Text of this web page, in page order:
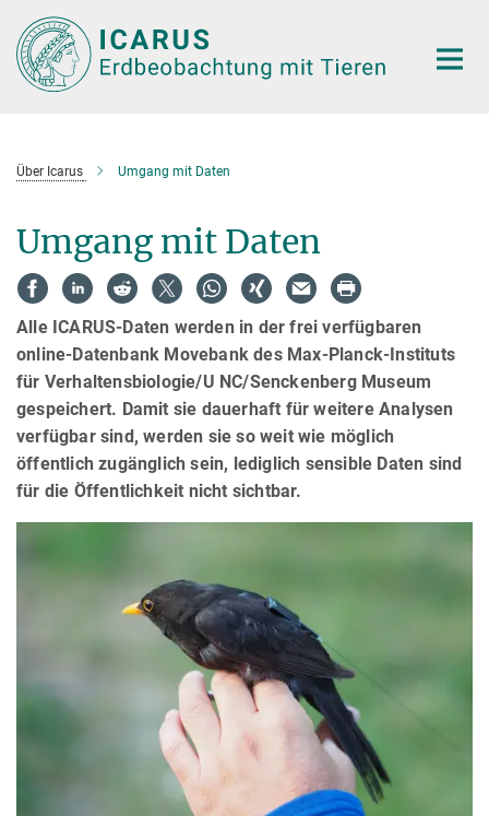
Hauptinhalt
Über Icarus Umgang mit Daten
Umgang mit Daten
Alle ICARUS-Daten werden in der frei verfügbaren
online-Datenbank Movebank des Max-Planck-Instituts
für Verhaltensbiologie/U NC/Senckenberg Museum
gespeichert. Damit sie dauerhaft für weitere Analysen
verfügbar sind, werden sie so weit wie möglich
öffentlich zugänglich sein, lediglich sensible Daten sind
für die Öffentlichkeit nicht sichtbar.